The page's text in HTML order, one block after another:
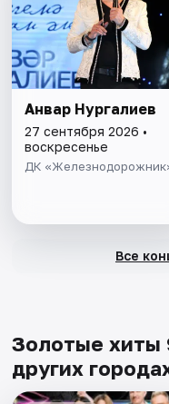
Анвар Нургалиев
27 сентября 2026 •
воскресенье
ДК
Все
Золотые хиты
других